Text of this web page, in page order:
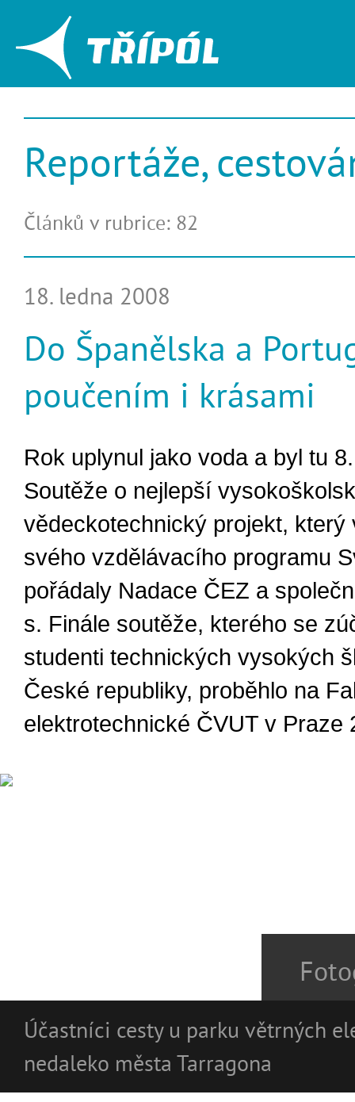
Reportáže,
Článků v rubrice: 82
18. ledna 2008
Do Španělska a
poučením i krásami
Rok uplynul jako voda a byl tu
Soutěže o nejlepší
vědeckotechnický projekt, který
svého vzdělávacího programu
pořádaly Nadace ČEZ a
s. Finále soutěže, kterého se
studenti technických vysokých
České republiky, proběhlo na
elektrotechnické ČVUT v Praze
Účastníci cesty u parku větrných
nedaleko města Tarragona